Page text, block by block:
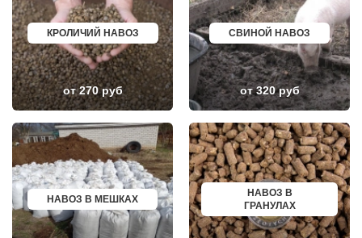
КРАСНАЯ ПАХРА
КРАСНОАРМЕЙСК
КРАСНОГОРСК
КРАСНОЗАВОДСК
КРАСНОЗНАМЕНСК
КРАТОВО
КРЮКОВО
КУБИНКА
КУРОВСКОЕ
ЛЕСНОЙ
ЛЕТОВО
ЛИКИНО-ДУЛЕВО
ЛОБАНОВО
ЛОБНЯ
ЛОПАТИНСКИЙ
ЛОСИНО-ПЕТРОВСКИЙ
ЛОТОШИНО
БЕЛОРЕЧЕНСК
БОЛЬШОЙ КАМЕНЬ
КИРЖАЧ
ПРИОЗЕРСК
САЛЬСК
ТОБОЛЬСК
ВОТКИНСК
КИЗЛЯР
НЕФТЕЮГАНСК
ВОЛХОВ
САЛАВАТ
СОСНОВЫЙ БОР
РЕВДА
ГАГАРИН
ПОЧИНОК
ГУСЕВ
КАНАШ
КРОЛИЧИЙ НАВОЗ
от 270 руб
СВИНОЙ НАВОЗ
от 320 руб
НАВОЗ В МЕШКАХ
НАВОЗ В
ГРАНУЛАХ